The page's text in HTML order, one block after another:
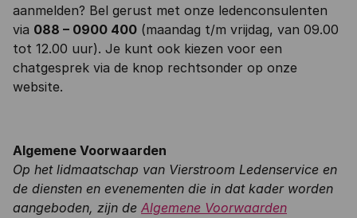
aanmelden? Bel gerust met onze ledenconsulenten
via 088 – 0900 400 (maandag t/m vrijdag, van 09.00
tot 12.00 uur). Je kunt ook kiezen voor een
chatgesprek via de knop rechtsonder op onze
website.
Algemene Voorwaarden
Op het lidmaatschap van Vierstroom Ledenservice en
de diensten en evenementen die in dat kader worden
aangeboden, zijn de Algemene Voorwaarden